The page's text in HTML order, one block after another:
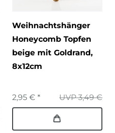
Weihnachtshänger
Honeycomb Topfen
beige mit Goldrand,
8x12cm
UVP 3,49 €
2,95 € *